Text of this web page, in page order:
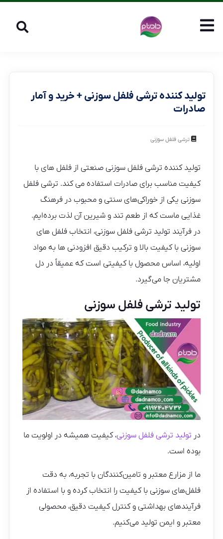
تولید کننده ترشی فلفل سوزنی + خرید و آمار
صادرات
ترشی فلفل سوزنی
تولید کننده ترشی فلفل سوزنی صنعتی از فلفل های با
کیفیت مناسب برای صادرات استفاده می کند. ترشی فلفل
سوزنی یکی از خوراکی‌های سنتی و محبوب در فرهنگ
غذایی ماست که از طعم تند و شیرین آن لذت برده‌ایم.
در فرآیند تولید ترشی فلفل سوزنی، انتخاب فلفل‌ های
سوزنی با کیفیت بالا و ترکیب دقیق افزودنی‌ ها به مواد
اولیه، اساس محصول با کیفیتی است که عمیقاً در دل
مشتریان جا می‌گیرد.
تولید ترشی فلفل سوزنی
در تولید ترشی فلفل سوزنی، کیفیت همیشه در اولویت ما
بوده است.
ما از مزارع معتبر و تامین‌کنندگان با تجربه، به دقت
فلفل‌های سوزنی با کیفیت را انتخاب کرده و با استفاده از
فرآیندهای بهداشتی و کنترل کیفیت دقیق، محصولی
معتبر و ایمن تولید می‌کنیم.